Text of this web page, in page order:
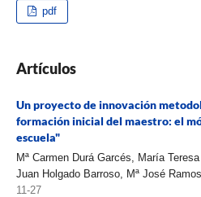
pdf
Artículos
Un proyecto de innovación
formación inicial del maestro: el
escuela"
Mª Carmen Durá Garcés, María
Juan Holgado Barroso, Mª José
11-27